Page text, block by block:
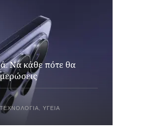
Να κάθε πότε θα
ΤΕΧΝΟΛΟΓΊΑ,ΥΓΕΊΑ